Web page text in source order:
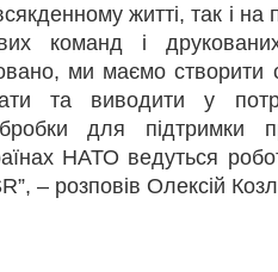
житті, так і
команд і
ми маємо створити
та виводити у
для підтримки
НАТО ведуться
– розповів Олексій